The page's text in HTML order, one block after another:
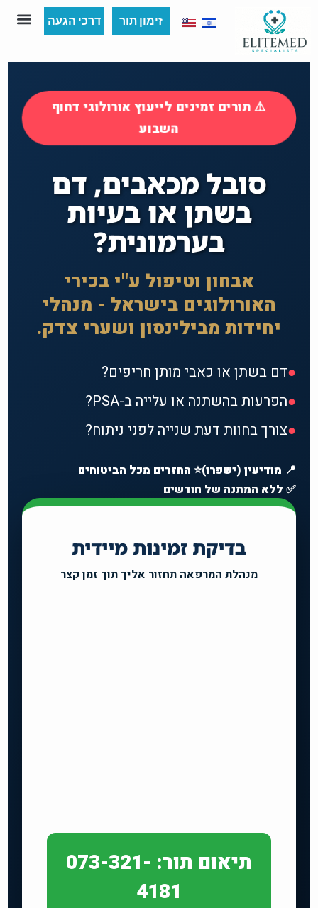
זימון תור דרכי הגעה
⚠️ תורים זמינים לייעוץ אורולוגי דחוף
השבוע
סובל מכאבים, דם
בשתן או בעיות
בערמונית?
אבחון וטיפול ע"י בכירי
האורולוגים בישראל - מנהלי
יחידות מבילינסון ושערי צדק.
●דם בשתן או כאבי מותן חריפים?
●הפרעות בהשתנה או עלייה ב-PSA?
●צורך בחוות דעת שנייה לפני ניתוח?
📍 מודיעין (ישפרו)⭐ החזרים מכל הביטוחים
✅ ללא המתנה של חודשים
בדיקת זמינות מיידית
מנהלת המרפאה תחזור אליך תוך זמן קצר
תיאום תור: 073-321-
4181